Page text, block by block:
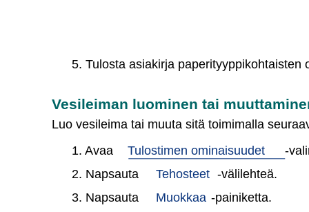
5. Tulosta asiakirja paperityyppikohtaisten
Vesileiman luominen tai
Luo vesileima tai muuta sitä toimimalla
1. Avaa
Tulostimen ominaisuudet
-
2. Napsauta
Tehosteet -välilehteä.
3. Napsauta
Muokkaa -painiketta.